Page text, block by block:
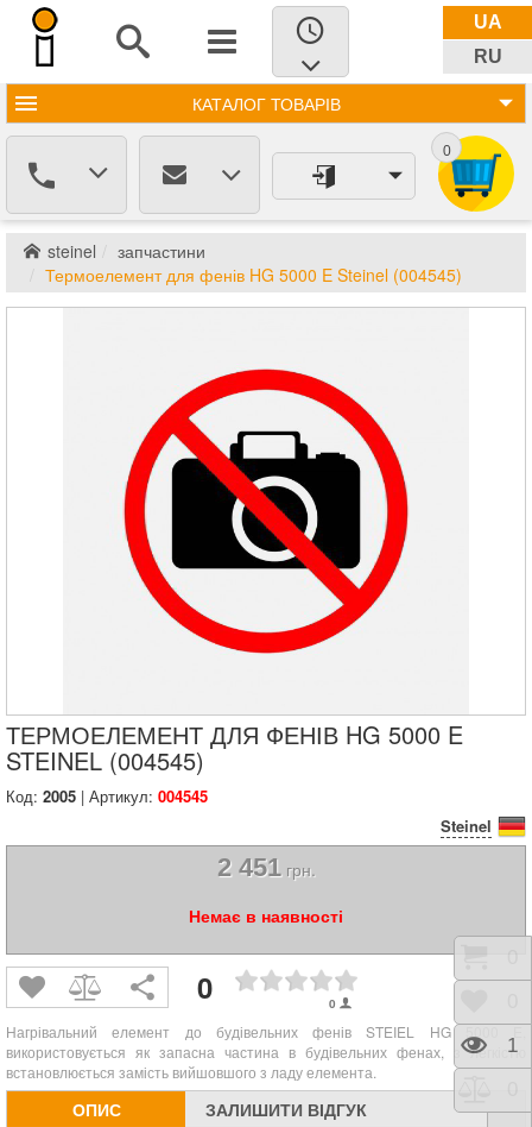
UA
RU
КАТАЛОГ ТОВАРІВ
0
steinel
запчастини
Термоелемент для фенів HG 5000 E Steinel (004545)
ТЕРМОЕЛЕМЕНТ ДЛЯ ФЕНІВ HG 5000 E
STEINEL (004545)
Код: 2005 | Артикул: 004545
Steinel
2 451грн.
Немає в наявності
0 0
Нагрівальний елемент до будівельних фенів STEIEL HG 5000 E,
використовується як запасна частина в будівельних фенах, з легкістю
встановлюється замість вийшовшого з ладу елемента.
ОПИС ЗАЛИШИТИ ВІДГУК
0
1